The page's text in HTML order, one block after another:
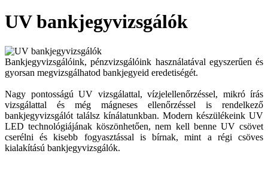
UV bankjegyvizsgálók
Bankjegyvizsgálóink, pénzvizsgálóink használatával egyszerűen és
gyorsan megvizsgálhatod bankjegyeid eredetiségét.
Nagy pontosságú UV vizsgálattal, vízjelellenőrzéssel, mikró írás
vizsgálattal és még mágneses ellenőrzéssel is rendelkező
bankjegyvizsgálót találsz kínálatunkban. Modern készülékeink UV
LED technológiájának köszönhetően, nem kell benne UV csövet
cserélni és kisebb fogyasztással is bírnak, mint a régi csöves
kialakítású bankjegyvizsgálók.